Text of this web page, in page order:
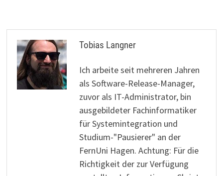
Tobias Langner
Ich arbeite seit mehreren Jahren
als Software-Release-Manager,
zuvor als IT-Administrator, bin
ausgebildeter Fachinformatiker
für Systemintegration und
Studium-"Pausierer" an der
FernUni Hagen. Achtung: Für die
Richtigkeit der zur Verfügung